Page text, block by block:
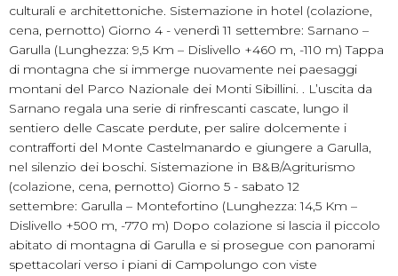
culturali e architettoniche. Sistemazione in hotel (colazione,
cena, pernotto) Giorno 4 - venerdì 11 settembre: Sarnano –
Garulla (Lunghezza: 9,5 Km – Dislivello +460 m, -110 m) Tappa
di montagna che si immerge nuovamente nei paesaggi
montani del Parco Nazionale dei Monti Sibillini. . L’uscita da
Sarnano regala una serie di rinfrescanti cascate, lungo il
sentiero delle Cascate perdute, per salire dolcemente i
contrafforti del Monte Castelmanardo e giungere a Garulla,
nel silenzio dei boschi. Sistemazione in B&B/Agriturismo
(colazione, cena, pernotto) Giorno 5 - sabato 12
settembre: Garulla – Montefortino (Lunghezza: 14,5 Km –
Dislivello +500 m, -770 m) Dopo colazione si lascia il piccolo
abitato di montagna di Garulla e si prosegue con panorami
spettacolari verso i piani di Campolungo con viste